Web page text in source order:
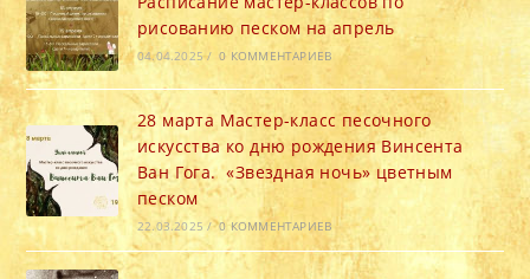
рисованию песком на апрель
04.04.2025 / 0 КОММЕНТАРИЕВ
28 марта Мастер-класс песочного
искусства ко дню рождения Винсента
Ван Гога. «Звездная ночь» цветным
песком
22.03.2025 / 0 КОММЕНТАРИЕВ